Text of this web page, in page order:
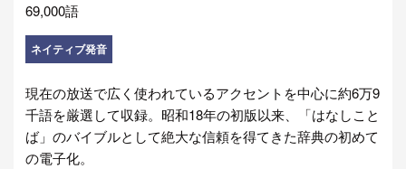
69,000語
ネイティブ発音
現在の放送で広く使われているアクセントを中心に約6万9
千語を厳選して収録。昭和18年の初版以来、「はなしこと
ば」のバイブルとして絶大な信頼を得てきた辞典の初めて
の電子化。